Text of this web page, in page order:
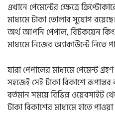
এখানে পেমেন্টের ক্ষেত্রে
মাধ্যমে টাকা তোলার সুযোগ
অর্থ আপনি পেপাল, বিটকয়েন
মাধ্যমে নিজের অ্যাকাউন্টে নিতে
যারা পেপালের মাধ্যমে পেমেন্ট
সহজেই সেই টাকা বিকাশে
বর্তমান সময়ে বিভিন্ন ওয়েবসাইট
টাকা বিকাশের মাধ্যমে হাতে পাওয়া